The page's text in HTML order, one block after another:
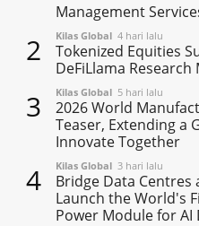
Management
2 Kilas Global 4 hari lalu
Tokenized Equities
DeFiLlama
3 Kilas Global 5 hari lalu
2026 World
Teaser, Extending a
Innovate Together
4 Kilas Global 3 hari lalu
Bridge Data Centres
Launch the World's
Power Module for AI